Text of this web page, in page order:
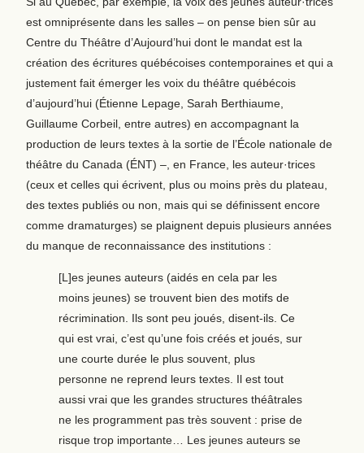
est omniprésente dans les salles – on pense bien sûr au
Centre du Théâtre d’Aujourd’hui dont le mandat est la
création des écritures québécoises contemporaines et qui a
justement fait émerger les voix du théâtre québécois
d’aujourd’hui (Étienne Lepage, Sarah Berthiaume,
Guillaume Corbeil, entre autres) en accompagnant la
production de leurs textes à la sortie de l’École nationale de
théâtre du Canada (ÉNT) –, en France, les auteur·trices
(ceux et celles qui écrivent, plus ou moins près du plateau,
des textes publiés ou non, mais qui se définissent encore
comme dramaturges) se plaignent depuis plusieurs années
du manque de reconnaissance des institutions :
[L]es jeunes auteurs (aidés en cela par les
moins jeunes) se trouvent bien des motifs de
récrimination. Ils sont peu joués, disent-ils. Ce
qui est vrai, c’est qu’une fois créés et joués, sur
une courte durée le plus souvent, plus
personne ne reprend leurs textes. Il est tout
aussi vrai que les grandes structures théâtrales
ne les programment pas très souvent : prise de
risque trop importante… Les jeunes auteurs se